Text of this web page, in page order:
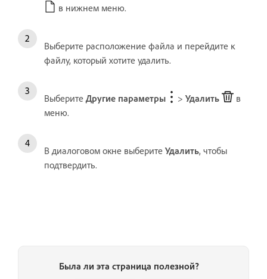
в нижнем меню.
Выберите расположение файла и перейдите к
файлу, который хотите удалить.
ВыберитеДругие параметры > Удалить
в
меню.
В диалоговом окне выберите Удалить, чтобы
подтвердить.
Была ли эта страница полезной?